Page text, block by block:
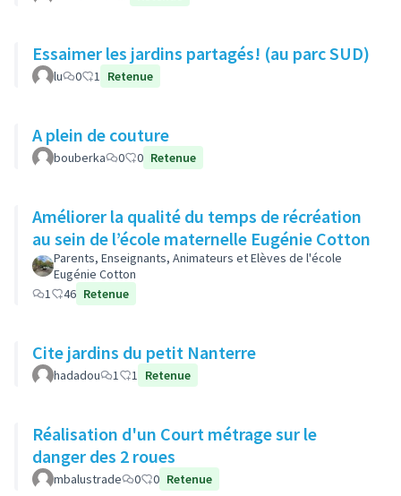
Essaimer les jardins partagés! (au parc SUD)
lu 0 1 Retenue
A plein de couture
bouberka 0 0 Retenue
Améliorer la qualité du temps de récréation
au sein de l’école maternelle Eugénie Cotton
Parents, Enseignants, Animateurs et Elèves de l'école
Eugénie Cotton
1
46 Retenue
Cite jardins du petit Nanterre
hadadou 1 1 Retenue
Réalisation d'un Court métrage sur le
danger des 2 roues
mbalustrade 0 0 Retenue